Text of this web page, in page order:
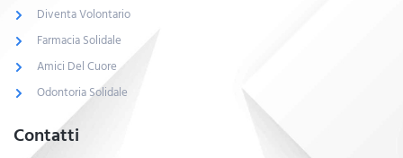
Diventa Volontario
Farmacia Solidale
Amici Del Cuore
Odontoria Solidale
Contatti